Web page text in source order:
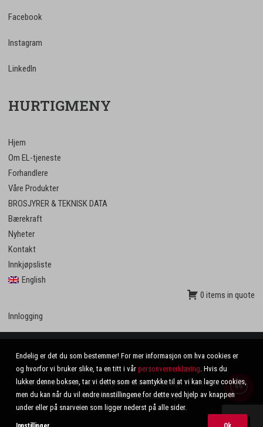
Facebook
Instagram
LinkedIn
HURTIGMENY
Hjem
Om EL-tjeneste
Forhandlere
Våre Produkter
BROSJYRER & TEKNISK DATA
Bærekraft
Nyheter
Kontakt
Innkjøpsliste
English
0 items in quote
Innlogging
© 2020 El-tjeneste AS. Alle rettigheter reservert. Design avVinnVinn Reklame.
Personvernerklæring |Innstillinger
Endelig er det du som bestemmer! For mer informasjon om hva cookies er
og hvorfor vi bruker slike, ta en titt i vår personvernerklæring. Hvis du
lukker denne boksen, tar vi dette som et samtykke til at vi kan lagre cookies,
men du kan når du vil endre innstillingene for dette ved hjelp av knappen
under eller på snarveien som ligger nederst på alle sider.